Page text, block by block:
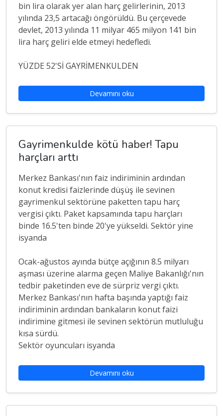
bin lira olarak yer alan harç gelirlerinin, 2013
yılında 23,5 artacağı öngörüldü. Bu çerçevede
devlet, 2013 yılında 11 milyar 465 milyon 141 bin
lira harç geliri elde etmeyi hedefledi.
YÜZDE 52'Sİ GAYRİMENKULDEN
Devamını oku
Gayrimenkulde kötü haber! Tapu
harçları arttı
Merkez Bankası'nın faiz indiriminin ardından
konut kredisi faizlerinde düşüş ile sevinen
gayrimenkul sektörüne paketten tapu harç
vergisi çıktı. Paket kapsamında tapu harçları
binde 16.5'ten binde 20'ye yükseldi. Sektör yine
isyanda
Ocak-ağustos ayında bütçe açığının 8.5 milyarı
aşması üzerine alarma geçen Maliye Bakanlığı'nın
tedbir paketinden eve de sürpriz vergi çıktı.
Merkez Bankası'nın hafta başında yaptığı faiz
indiriminin ardından bankaların konut faizi
indirimine gitmesi ile sevinen sektörün mutluluğu
kısa sürdü.
Sektör oyuncuları isyanda
Devamını oku